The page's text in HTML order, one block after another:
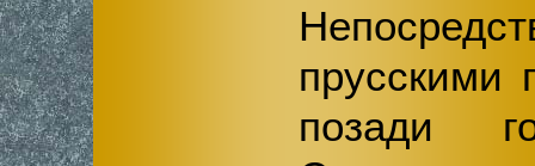
прусскими
позади